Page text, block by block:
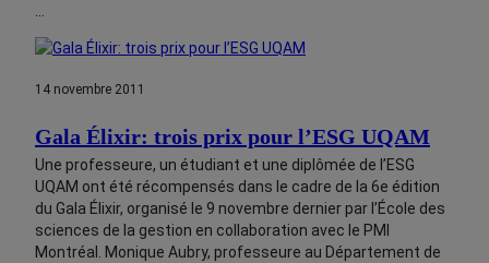
14 novembre 2011
Gala Élixir: trois prix pour l’ESG UQAM
Une professeure, un étudiant et une diplômée de l’ESG
UQAM ont été récompensés dans le cadre de la 6e édition
du Gala Élixir, organisé le 9 novembre dernier par l’École des
sciences de la gestion en collaboration avec le PMI
Montréal. Monique Aubry, professeure au Département de